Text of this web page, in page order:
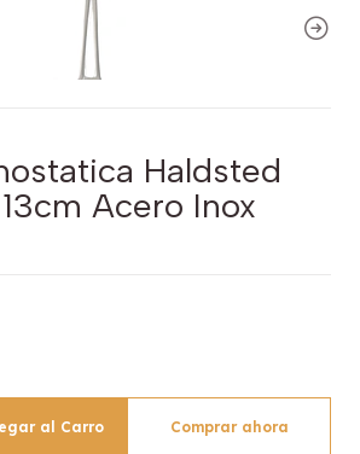
Haldsted
Acero Inox
al Carro Comprar ahora